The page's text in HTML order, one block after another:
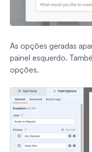
As opções geradas
painel esquerdo.
opções.